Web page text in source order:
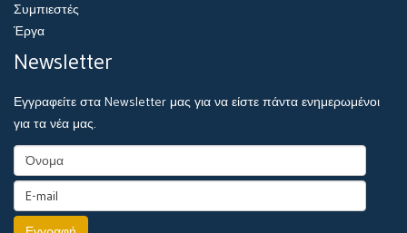
Συμπιεστές
Έργα
Newsletter
Εγγραφείτε στα Newsletter μας για να είστε πάντα ενημερωμένοι
για τα νέα μας.